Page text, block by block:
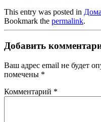
This entry was posted in
Bookmark the permalink.
Добавить
Ваш адрес email не будет
помечены *
Комментарий *